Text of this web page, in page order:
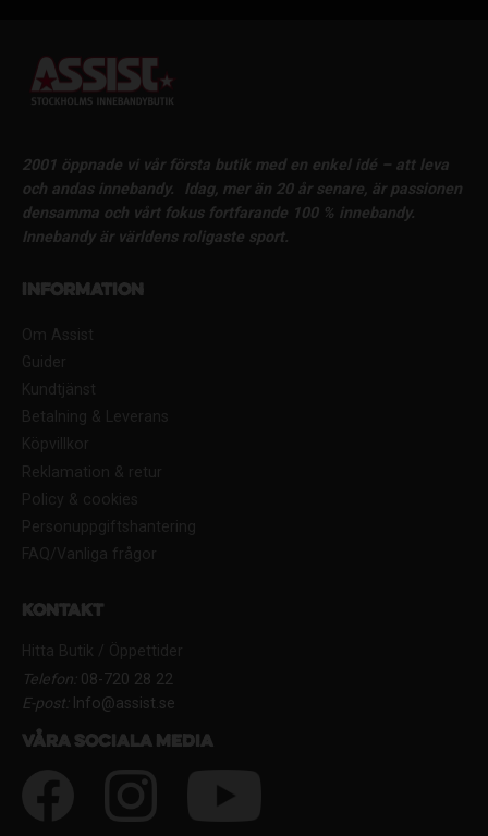
2001 öppnade vi vår första butik med en enkel idé – att leva
och andas innebandy.
Idag, mer än 20 år senare, är passionen
densamma och vårt fokus fortfarande 100 % innebandy.
Innebandy är världens roligaste sport.
Information
Om Assist
Guider
Kundtjänst
Betalning & Leverans
Köpvillkor
Reklamation & retur
Policy & cookies
Personuppgiftshantering
FAQ/Vanliga frågor
Kontakt
Hitta Butik / Öppettider
Telefon:08-720 28 22
E-post:Info@assist.se
Våra sociala media